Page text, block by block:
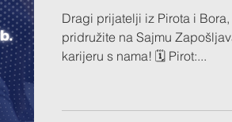
Dragi prijatelji iz Pirota i
pridružite na Sajmu
karijeru s nama! 🗓 Pirot:...